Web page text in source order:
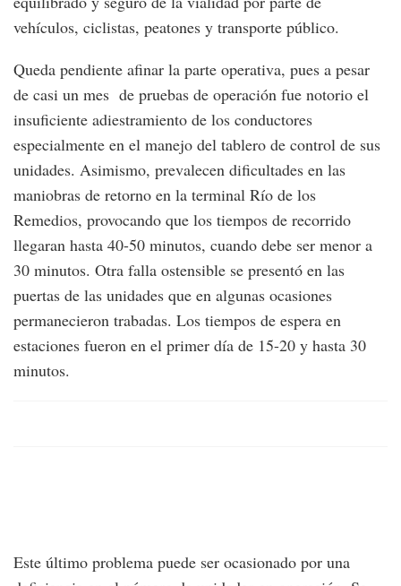
vehículos, ciclistas, peatones y transporte público.
Queda pendiente afinar la parte operativa, pues a pesar
de casi un mes de pruebas de operación fue notorio el
insuficiente adiestramiento de los conductores
especialmente en el manejo del tablero de control de sus
unidades. Asimismo, prevalecen dificultades en las
maniobras de retorno en la terminal Río de los
Remedios, provocando que los tiempos de recorrido
llegaran hasta 40-50 minutos, cuando debe ser menor a
30 minutos. Otra falla ostensible se presentó en las
puertas de las unidades que en algunas ocasiones
permanecieron trabadas. Los tiempos de espera en
estaciones fueron en el primer día de 15-20 y hasta 30
minutos.
Este último problema puede ser ocasionado por una